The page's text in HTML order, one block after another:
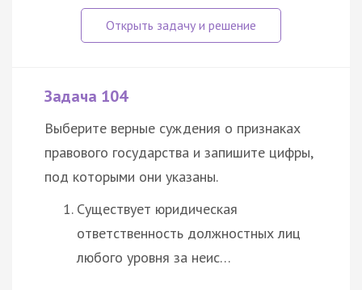
Задача 104
Выберите верные суждения о признаках
правового государства и запишите цифры,
под которыми они указаны.
Существует юридическая
ответственность должностных лиц
любого уровня за неис…